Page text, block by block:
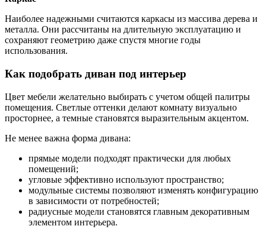
Наиболее надежными считаются каркасы из массива дерева и
металла. Они рассчитаны на длительную эксплуатацию и
сохраняют геометрию даже спустя многие годы
использования.
Как подобрать диван под интерьер
Цвет мебели желательно выбирать с учетом общей палитры
помещения. Светлые оттенки делают комнату визуально
просторнее, а темные становятся выразительным акцентом.
Не менее важна форма дивана:
прямые модели подходят практически для любых
помещений;
угловые эффективно используют пространство;
модульные системы позволяют изменять конфигурацию
в зависимости от потребностей;
радиусные модели становятся главным декоративным
элементом интерьера.